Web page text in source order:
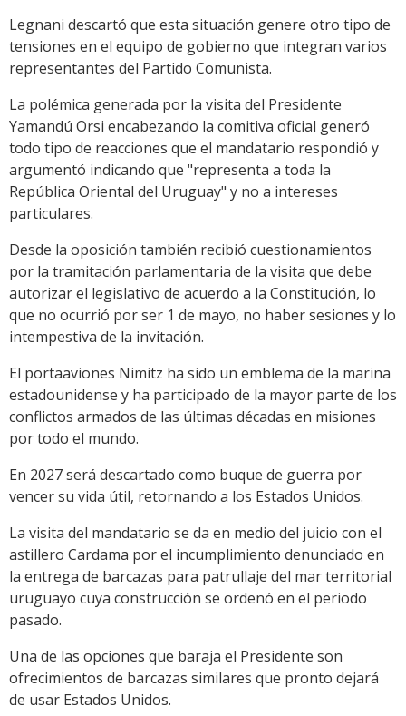
Legnani descartó que esta situación genere otro tipo de
tensiones en el equipo de gobierno que integran varios
representantes del Partido Comunista.
La polémica generada por la visita del Presidente
Yamandú Orsi encabezando la comitiva oficial generó
todo tipo de reacciones que el mandatario respondió y
argumentó indicando que "representa a toda la
República Oriental del Uruguay" y no a intereses
particulares.
Desde la oposición también recibió cuestionamientos
por la tramitación parlamentaria de la visita que debe
autorizar el legislativo de acuerdo a la Constitución, lo
que no ocurrió por ser 1 de mayo, no haber sesiones y lo
intempestiva de la invitación.
El portaaviones Nimitz ha sido un emblema de la marina
estadounidense y ha participado de la mayor parte de los
conflictos armados de las últimas décadas en misiones
por todo el mundo.
En 2027 será descartado como buque de guerra por
vencer su vida útil, retornando a los Estados Unidos.
La visita del mandatario se da en medio del juicio con el
astillero Cardama por el incumplimiento denunciado en
la entrega de barcazas para patrullaje del mar territorial
uruguayo cuya construcción se ordenó en el periodo
pasado.
Una de las opciones que baraja el Presidente son
ofrecimientos de barcazas similares que pronto dejará
de usar Estados Unidos.